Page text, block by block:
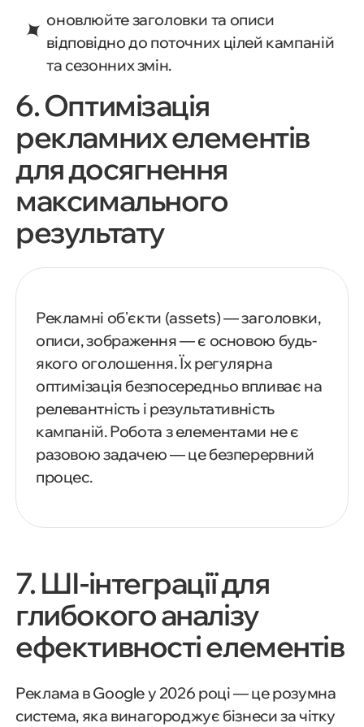
оновлюйте заголовки та описи
відповідно до поточних цілей кампаній
та сезонних змін.
6. Оптимізація
рекламних елементів
для досягнення
максимального
результату
Рекламні обʼєкти (assets) — заголовки,
описи, зображення — є основою будь-
якого оголошення. Їх регулярна
оптимізація безпосередньо впливає на
релевантність і результативність
кампаній. Робота з елементами не є
разовою задачею — це безперервний
процес.
7. ШІ-інтеграції для
глибокого аналізу
ефективності елементів
Реклама в Google у 2026 році — це розумна
система, яка винагороджує бізнеси за чітку